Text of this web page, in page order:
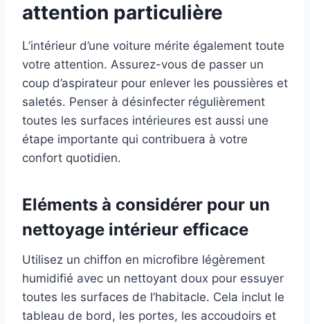
attention particulière
L’intérieur d’une voiture mérite également toute
votre attention. Assurez-vous de passer un
coup d’aspirateur pour enlever les poussières et
saletés. Penser à désinfecter régulièrement
toutes les surfaces intérieures est aussi une
étape importante qui contribuera à votre
confort quotidien.
Eléments à considérer pour un
nettoyage intérieur efficace
Utilisez un chiffon en microfibre légèrement
humidifié avec un nettoyant doux pour essuyer
toutes les surfaces de l’habitacle. Cela inclut le
tableau de bord, les portes, les accoudoirs et